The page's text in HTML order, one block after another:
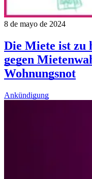
8 de mayo de 2024
Die Miete ist zu
gegen
Wohnungsnot
Ankündigung